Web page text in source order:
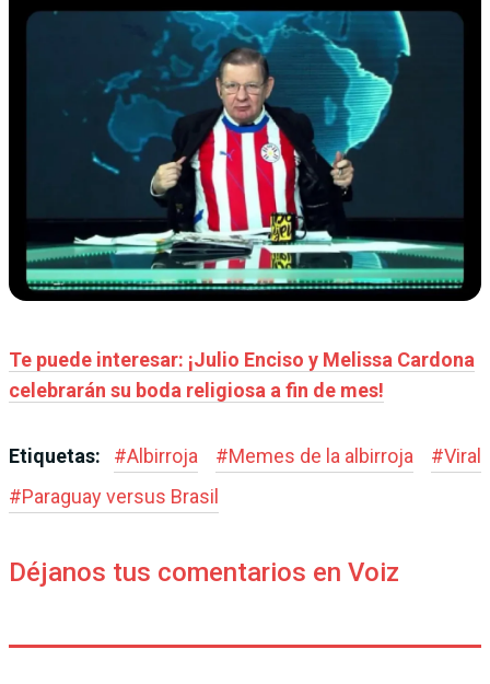
Te puede interesar: ¡Julio Enciso y Melissa Cardona
celebrarán su boda religiosa a fin de mes!
Etiquetas: #Albirroja #Memes de la albirroja #Viral
#Paraguay versus Brasil
Déjanos tus comentarios en Voiz